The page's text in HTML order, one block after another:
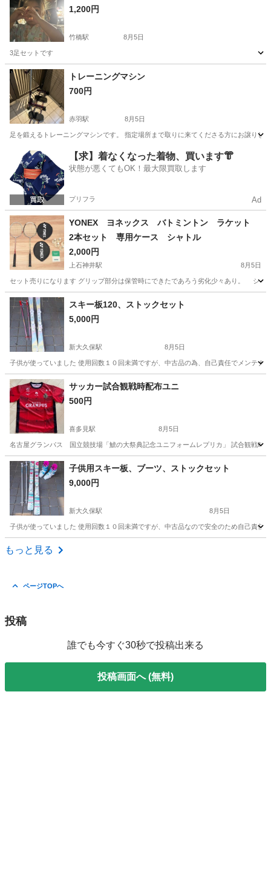
1,200円
竹橋駅 8月5日
3足セットです
東京 千代田区 ソフトボール
トレーニングマシン
700円
赤羽駅 8月5日
足を鍛えるトレーニングマシンです。 指定場所まで取りに来てくださる方にお譲りし
東京 北区 赤羽駅 フィットネス、トレーニング マシン
【求】着なくなった着物、買います👘
状態が悪くてもOK！最大限買取します
プリフラ Ad
YONEX ヨネックス バトミントン ラケット
2本セット 専用ケース シャトル
2,000円
上石神井駅 8月5日
セット売りになります グリップ部分は保管時にできたであろう劣化少々あり。 シャ
東京 千代田区 上石神井駅 その他
スキー板120、ストックセット
5,000円
新大久保駅 8月5日
子供が使っていました 使用回数１０回未満ですが、中古品の為、自己責任でメンテ
東京 新宿区 新大久保駅 スキー
サッカー試合観戦時配布ユニ
500円
喜多見駅 8月5日
名古屋グランパス 国立競技場「鯱の大祭典記念ユニフォームレプリカ」 試合観戦時
東京 世田谷区 喜多見駅 サッカー
子供用スキー板、ブーツ、ストックセット
9,000円
新大久保駅 8月5日
子供が使っていました 使用回数１０回未満ですが、中古品なので安全のため自己責
東京 新宿区
もっと見る
ページTOPへ
投稿
誰でも今すぐ30秒で投稿出来る
投稿画面へ (無料)